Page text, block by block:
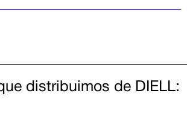
distribuimos de DIELL: